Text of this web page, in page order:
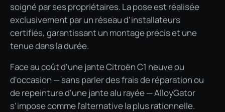
soigné par ses propriétaires. La pose est réalisée
exclusivement par un réseau d'installateurs
certifiés, garantissant un montage précis et une
tenue dans la durée.
Face au coût d'une jante Citroën C1 neuve ou
d'occasion — sans parler des frais de réparation ou
de repeinture d'une jante alu rayée — AlloyGator
s'impose comme l'alternative la plus rationnelle.